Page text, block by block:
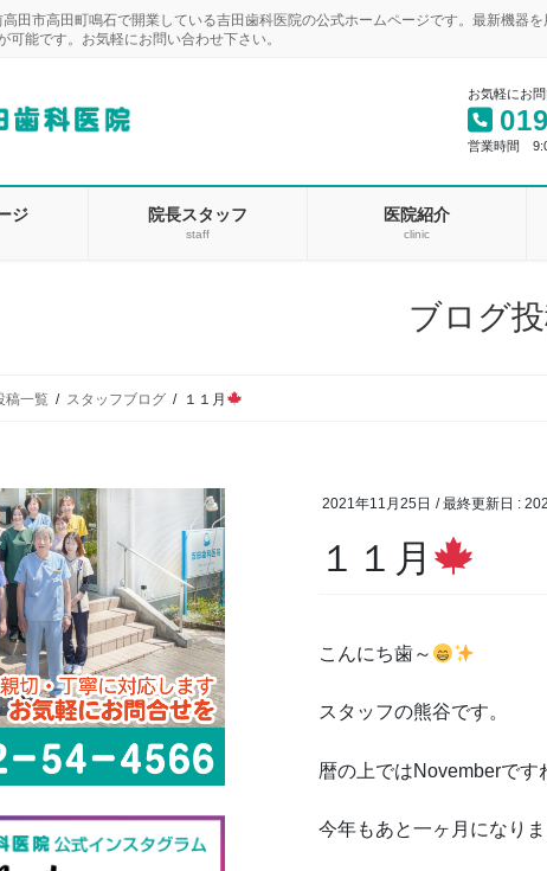
田市高田町鳴石で開業している吉田歯科医院の公式ホームページです。最新機
可能です。お気軽にお問い合わせ下さい。
お気軽にお
営業時間
ジ 院長スタッフ
staff
医院紹介
clinic
ブログ
稿一覧 スタッフブログ １１月
2021年11月25日 / 最終更新日 :
１１月
こんにち歯～
スタッフの熊谷です。
暦の上ではNovemberです
今年もあと一ヶ月になり